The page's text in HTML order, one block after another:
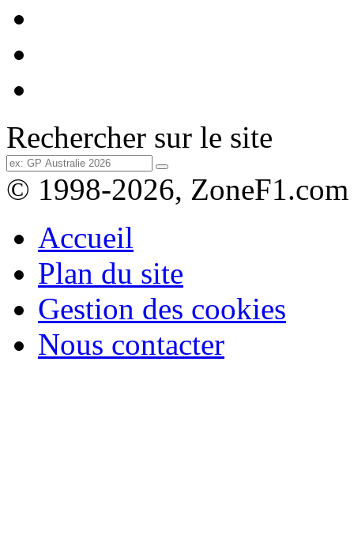
Rechercher sur le site
© 1998-2026, ZoneF1.com
Accueil
Plan du site
Gestion des cookies
Nous contacter